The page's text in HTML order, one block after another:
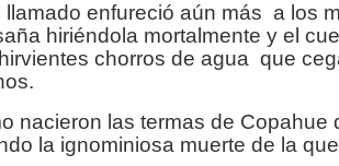
enfureció aún más a los
hiriéndola mortalmente y el
chorros de agua que
nacieron las termas de Copahue
la ignominiosa muerte de la